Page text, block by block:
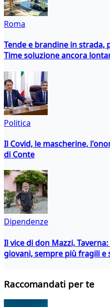
Roma
Tende e brandine in strada,
Time soluzione ancora
Politica
Il Covid, le mascherine,
di Conte
Dipendenze
Il vice di don Mazzi,
giovani, sempre più fragili e
Raccomandati per te